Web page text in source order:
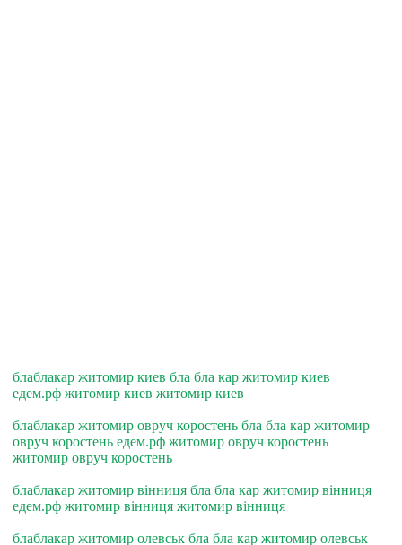
блаблакар житомир киев бла бла кар житомир киев
едем.рф житомир киев житомир киев
блаблакар житомир овруч коростень бла бла кар житомир
овруч коростень едем.рф житомир овруч коростень
житомир овруч коростень
блаблакар житомир вiнниця бла бла кар житомир вiнниця
едем.рф житомир вiнниця житомир вiнниця
блаблакар житомир олевськ бла бла кар житомир олевськ